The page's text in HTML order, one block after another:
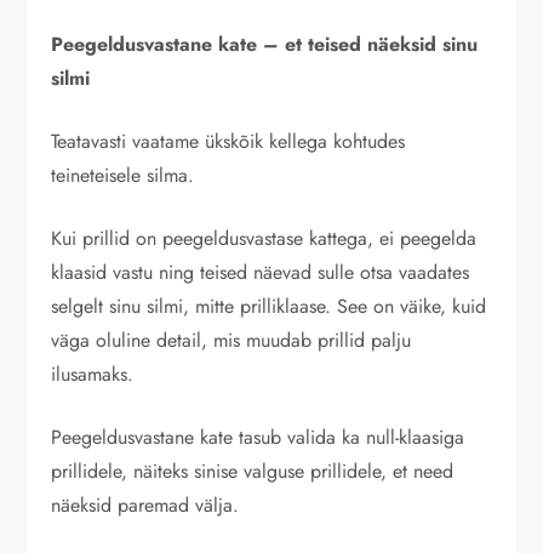
Peegeldusvastane kate – et teised näeksid sinu
silmi
Teatavasti vaatame ükskõik kellega kohtudes
teineteisele silma.
Kui prillid on peegeldusvastase kattega, ei peegelda
klaasid vastu ning teised näevad sulle otsa vaadates
selgelt sinu silmi, mitte prilliklaase. See on väike, kuid
väga oluline detail, mis muudab prillid palju
ilusamaks.
Peegeldusvastane kate tasub valida ka null-klaasiga
prillidele, näiteks sinise valguse prillidele, et need
näeksid paremad välja.